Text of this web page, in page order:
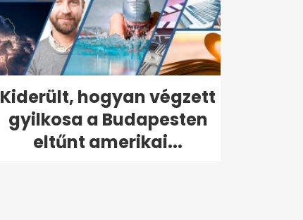
Kiderült, hogyan végzett
gyilkosa a Budapesten
eltűnt amerikai...